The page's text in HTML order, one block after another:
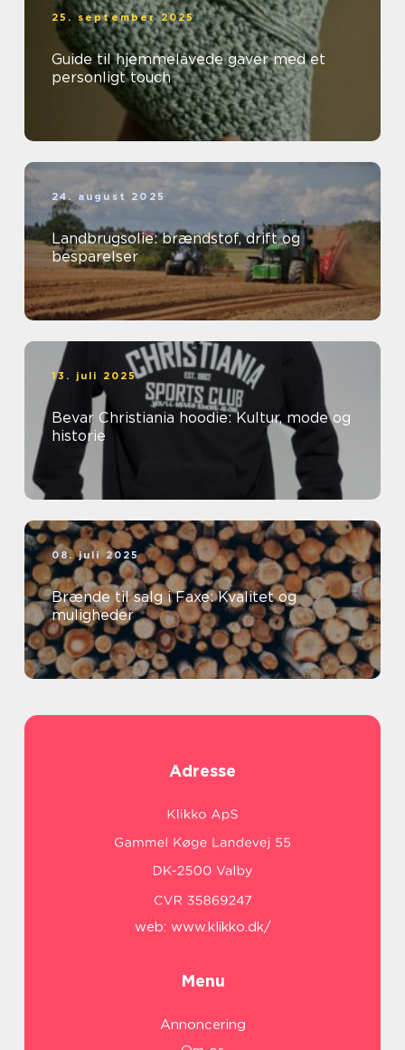
25. september 2025
Guide til hjemmelavede gaver med et
personligt touch
24. august 2025
Landbrugsolie: brændstof, drift og
besparelser
13. juli 2025
Bevar Christiania hoodie: Kultur, mode og
historie
08. juli 2025
Brænde til salg i Faxe: Kvalitet og
muligheder
Adresse
web: www.klikko.dk/
Menu
Annoncering